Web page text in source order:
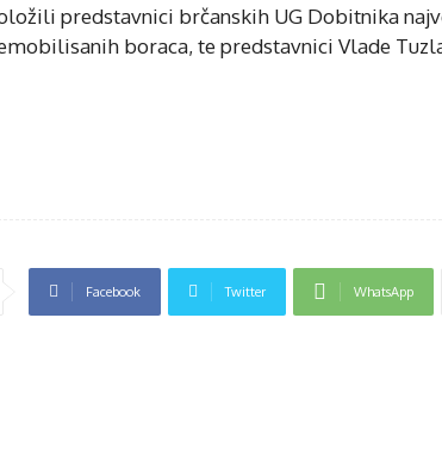
predstavnici brčanskih UG Dobitnika
boraca, te predstavnici Vlade
Facebook Twitter WhatsApp